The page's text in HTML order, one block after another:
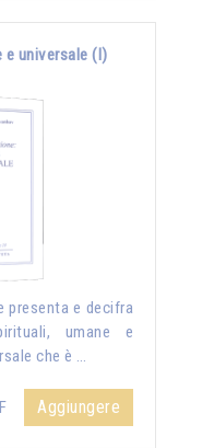
e universale (I)
presenta e decifra
umane e
che è …
Aggiungere